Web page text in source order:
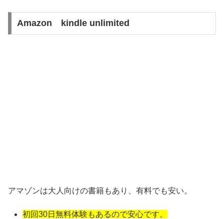
Amazon kindle unlimited
アマゾンは大人向けの書籍もあり、有料でも安い。
初回30日無料体験もあるので安心です。